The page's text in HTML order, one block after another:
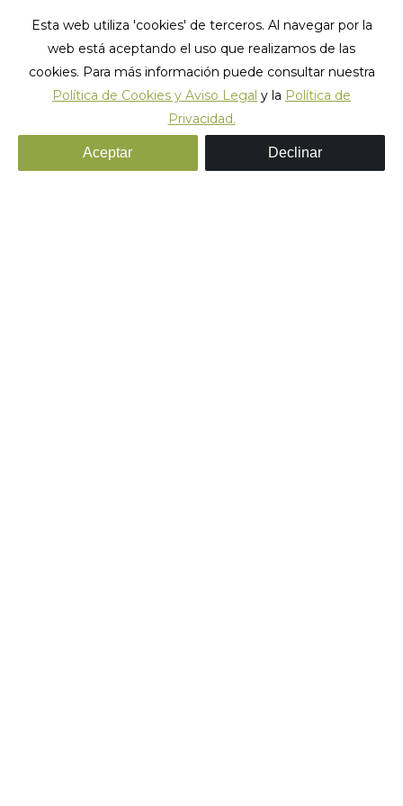
Ben Hatchell_X Games Barcelona 2013_0010
Estás aquí:Ben Hatchell_X Games Barcelona 2013_0010
Esta web utiliza 'cookies' de terceros. Al navegar por la
web está aceptando el uso que realizamos de las
cookies. Para más información puede consultar nuestra
Política de Cookies y Aviso Legal y la Política de
Privacidad.
Aceptar Declinar